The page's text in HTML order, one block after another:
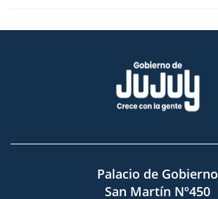
Palacio de Gobierno
San Martín Nº450